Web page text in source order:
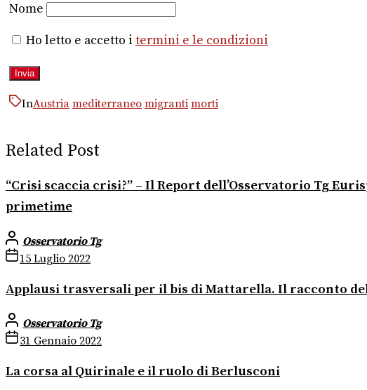
Nome
Ho letto e accetto i termini e le condizioni
InAustria mediterraneo migranti morti
Related Post
“Crisi scaccia crisi?” – Il Report dell’Osservatorio Tg
primetime
Osservatorio Tg
15 Luglio 2022
Applausi trasversali per il bis di Mattarella. Il racconto
Osservatorio Tg
31 Gennaio 2022
La corsa al Quirinale e il ruolo di Berlusconi